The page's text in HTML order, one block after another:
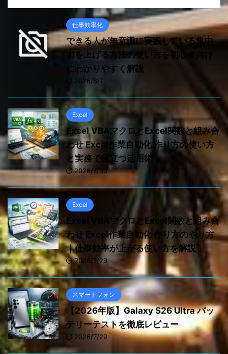
仕事効率化
できる人が無意識に実践している集中
力を上げる方法の使い方を初心者向け
にわかりやすく解説
2026/8/7
Excel
Excel VBAマクロとExcel関数と組み合
わせ Excel作業自動化 作り方の使い方
と実務で役立つ活用術
2026/7/30
Excel
Excel VBAマクロとExcel関数と組み合
わせ Excel作業自動化 作り方のやり方
｜仕事効率が上がる使い方を解説
2026/7/29
スマートフォン
【2026年版】Galaxy S26 Ultra バッ
テリーテストを徹底レビュー
2026/7/29